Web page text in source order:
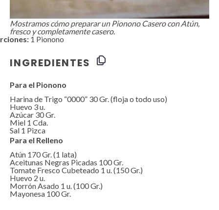
Mostramos cómo preparar un Pionono Casero con Atún,
fresco y completamente casero.
1 Pionono
INGREDIENTES
Para el Pionono
Harina de Trigo “0000” 30 Gr. (floja o todo uso)
Huevo 3u.
Azúcar 30 Gr.
Miel 1 Cda.
Sal 1 Pizca
Para el Relleno
Atún 170 Gr. (1 lata)
Aceitunas Negras Picadas 100 Gr.
Tomate Fresco Cubeteado 1 u. (150 Gr.)
Huevo 2 u.
Morrón Asado 1 u. (100 Gr.)
Mayonesa 100Gr.